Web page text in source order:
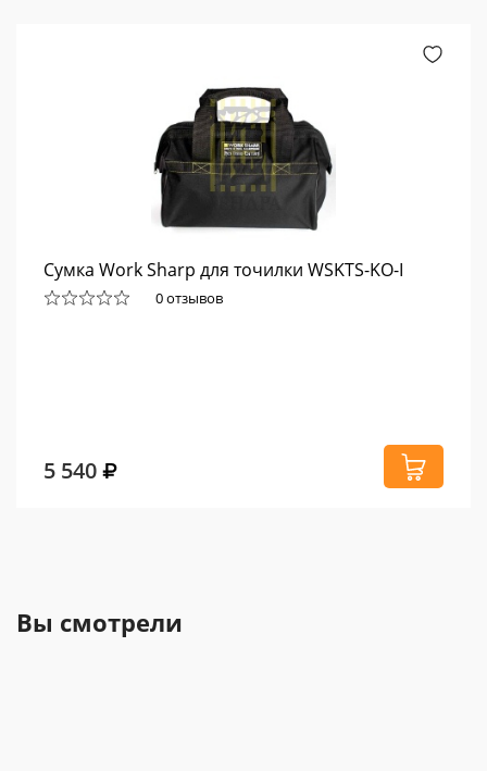
Сумка Work Sharp для точилки WSKTS-KO-I
0 отзывов
5 540
Вы смотрели